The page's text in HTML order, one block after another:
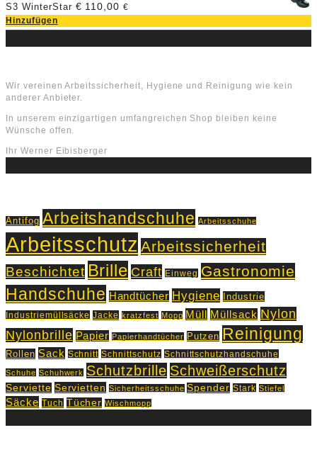
S3 WinterStar € 110,00 €
Hinzufügen
Wir vereinen Arbeitssicherheit, Hygiene und Reinigung wie kein
anderer Anbieter.
In unserem einzigartigen umfangreichen Shop bleiben keine
Wünsche offen.
Ihr Werner Eibisberger
Antifog Arbeitshandschuhe Arbeitsschuhe
Arbeitsschutz Arbeitssicherheit
Beschichtet Brille Craft Einweg Gastronomie
Handschuhe Handtücher Hygiene Industrie
Industriemüllsäcke Jacke kratzfest Mopp Müll Müllsack Nylon
Nylonbrille Papier Papierhandtücher Putzen Reinigung
Rollen Sack Schnitt Schnittschutz Schnittschutzhandschuhe
Schuhe Schuhwerk Schutzbrille Schweißerschutz
Serviette Servietten Sicherheitsschuhe Spender Stark Stiefel
Säcke Tuch Tücher Wischmopp